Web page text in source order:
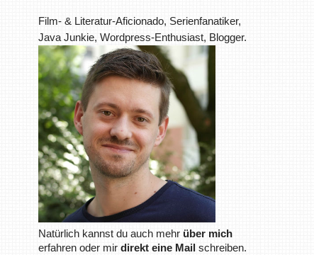
Film- & Literatur-Aficionado, Serienfanatiker,
Java Junkie, Wordpress-Enthusiast, Blogger.
Natürlich kannst du auch mehr über mich
erfahren oder mirdirekt eine Mail schreiben.